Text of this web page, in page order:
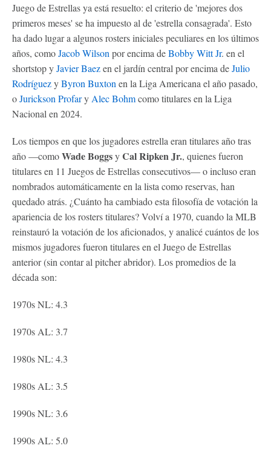
Juego de Estrellas ya está resuelto: el criterio de 'mejores dos
primeros meses' se ha impuesto al de 'estrella consagrada'. Esto
ha dado lugar a algunos rosters iniciales peculiares en los últimos
años, comoJacob Wilson por encima deBobby Witt Jr. en el
shortstop yJavier Baezen el jardín central por encima deJulio
RodríguezyByron Buxton en la Liga Americana el año pasado,
oJurickson Profary Alec Bohmcomo titulares en la Liga
Nacional en 2024.
Los tiempos en que los jugadores estrella eran titulares año tras
año —comoWade BoggsyCal Ripken Jr., quienes fueron
titulares en 11 Juegos de Estrellas consecutivos— o incluso eran
nombrados automáticamente en la lista como reservas, han
quedado atrás. ¿Cuánto ha cambiado esta filosofía de votación la
apariencia de los rosters titulares? Volví a 1970, cuando la MLB
reinstauró la votación de los aficionados, y analicé cuántos de los
mismos jugadores fueron titulares en el Juego de Estrellas
anterior (sin contar al pitcher abridor). Los promedios de la
década son:
1970s NL: 4.3
1970s AL: 3.7
1980s NL: 4.3
1980s AL: 3.5
1990s NL: 3.6
1990s AL: 5.0